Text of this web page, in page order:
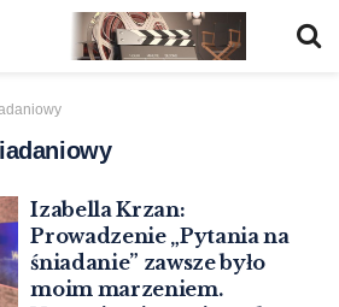
Izabella Krzan:
Prowadzenie „Pytania na
śniadanie” zawsze było
moim marzeniem.